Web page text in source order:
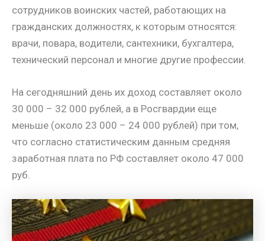
сотрудников воинских частей, работающих на
гражданских должностях, к которым относятся:
врачи, повара, водители, сантехники, бухгалтера,
технический персонал и многие другие профессии.
На сегодняшний день их доход составляет около
30 000 – 32 000 рублей, а в Росгвардии еще
меньше (около 23 000 – 24 000 рублей) при том,
что согласно статистическим данным средняя
заработная плата по РФ составляет около 47 000
руб.